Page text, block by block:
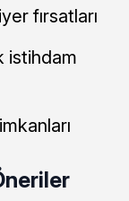
fırsatları
istihdam